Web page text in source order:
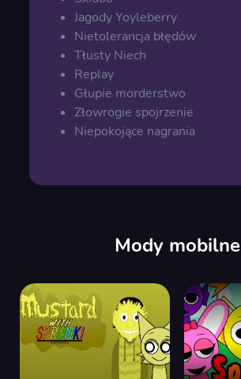
Jagody Yoyleberry
Nietolerancja błędów
Tłusty Niech
Replay
Głupie morderstwo
Złowrogie spojrzenie
Niepokojące nagrania
Mody mobilne